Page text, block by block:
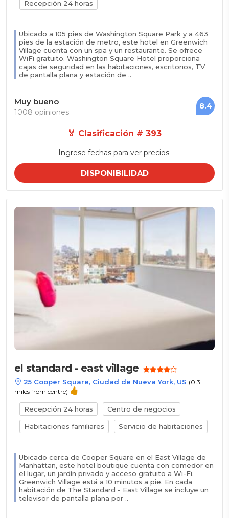
Recepción 24 horas
Ubicado a 105 pies de Washington Square Park y a 463
pies de la estación de metro, este hotel en Greenwich
Village cuenta con un spa y un restaurante. Se ofrece
WiFi gratuito. Washington Square Hotel proporciona
cajas de seguridad en las habitaciones, escritorios, TV
de pantalla plana y estación de ..
Muy bueno
1008 opiniones
8.4
🏅 Clasificación # 393
Ingrese fechas para ver precios
DISPONIBILIDAD
el standard - east village
25 Cooper Square, Ciudad de Nueva York, US (0.3
miles from centre)
Recepción 24 horas Centro de negocios
Habitaciones familiares Servicio de habitaciones
Ubicado cerca de Cooper Square en el East Village de
Manhattan, este hotel boutique cuenta con comedor en
el lugar, un jardín privado y acceso gratuito a Wi-Fi.
Greenwich Village está a 10 minutos a pie. En cada
habitación de The Standard - East Village se incluye un
televisor de pantalla plana por ..